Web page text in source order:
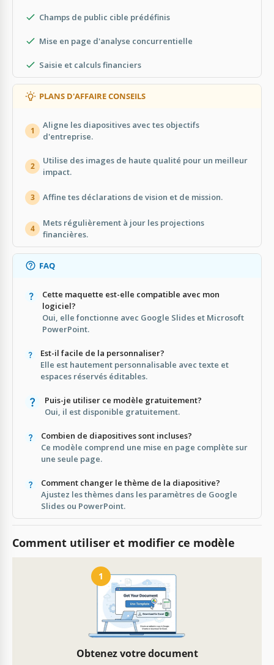
Champs de public cible prédéfinis
Mise en page d'analyse concurrentielle
Saisie et calculs financiers
PLANS D'AFFAIRE CONSEILS
1
Aligne les diapositives avec tes objectifs
d'entreprise.
2
Utilise des images de haute qualité pour un meilleur
impact.
3 Affine tes déclarations de vision et de mission.
4
Mets régulièrement à jour les projections
financières.
FAQ
Cette maquette est-elle compatible avec mon
logiciel?
Oui, elle fonctionne avec Google Slides et Microsoft
PowerPoint.
Est-il facile de la personnaliser?
Elle est hautement personnalisable avec texte et
espaces réservés éditables.
Puis-je utiliser ce modèle gratuitement?
Oui, il est disponible gratuitement.
Combien de diapositives sont incluses?
Ce modèle comprend une mise en page complète sur
une seule page.
Comment changer le thème de la diapositive?
Ajustez les thèmes dans les paramètres de Google
Slides ou PowerPoint.
Comment utiliser et modifier ce modèle
1
Obtenez votre document